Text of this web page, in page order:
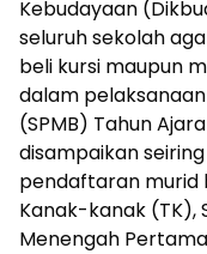
Kebudayaan
seluruh sekolah
beli kursi maupun
dalam
(SPMB) Tahun
disampaikan
pendaftaran murid
Kanak-kanak (TK),
Menengah